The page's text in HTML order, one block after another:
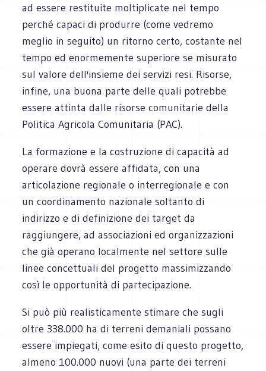
ad essere restituite moltiplicate nel tempo
perché capaci di produrre (come vedremo
meglio in seguito) un ritorno certo, costante nel
tempo ed enormemente superiore se misurato
sul valore dell'insieme dei servizi resi. Risorse,
infine, una buona parte delle quali potrebbe
essere attinta dalle risorse comunitarie della
Politica Agricola Comunitaria (PAC).
La formazione e la costruzione di capacità ad
operare dovrà essere affidata, con una
articolazione regionale o interregionale e con
un coordinamento nazionale soltanto di
indirizzo e di definizione dei target da
raggiungere, ad associazioni ed organizzazioni
che già operano localmente nel settore sulle
linee concettuali del progetto massimizzando
così le opportunità di partecipazione.
Si può più realisticamente stimare che sugli
oltre 338.000 ha di terreni demaniali possano
essere impiegati, come esito di questo progetto,
almeno 100.000 nuovi (una parte dei terreni